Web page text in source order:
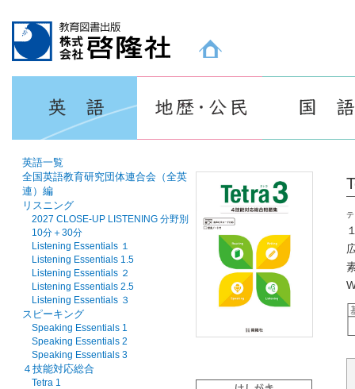
英語一覧
全国英語教育研究団体連合会（全英
連）編
リスニング
2027 CLOSE-UP LISTENING 分野別
10分＋30分
Listening Essentials １
Listening Essentials 1.5
Listening Essentials ２
Listening Essentials 2.5
Listening Essentials ３
スピーキング
Speaking Essentials 1
Speaking Essentials 2
Speaking Essentials 3
４技能対応総合
Tetra 1